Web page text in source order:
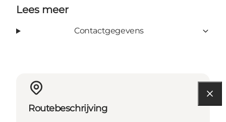
Lees meer
Contactgegevens
Routebeschrijving